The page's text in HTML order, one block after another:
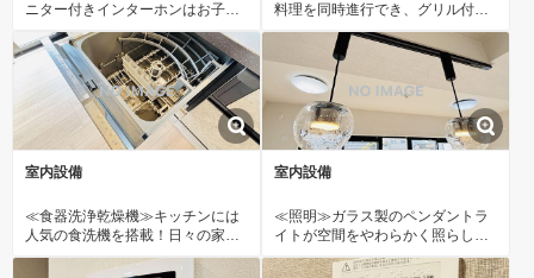
ニター付きインターホンはお子様
のお留守番に防犯面でも安心で
す。
料理を同時進行でき、グリル付き
で焼き料理も手軽に。
室内設備
≪食器洗浄乾燥機≫キッチンには
人気の食洗機を搭載！日々の家事
の手間を低減してくれます。
室内設備
≪照明≫ガラス製のペンダントラ
イトが空間をやわらかく照らし、
上品で明るい雰囲気を演出。